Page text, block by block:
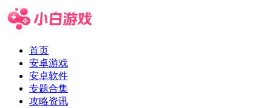
首页
安卓游戏
安卓软件
专题合集
攻略资讯